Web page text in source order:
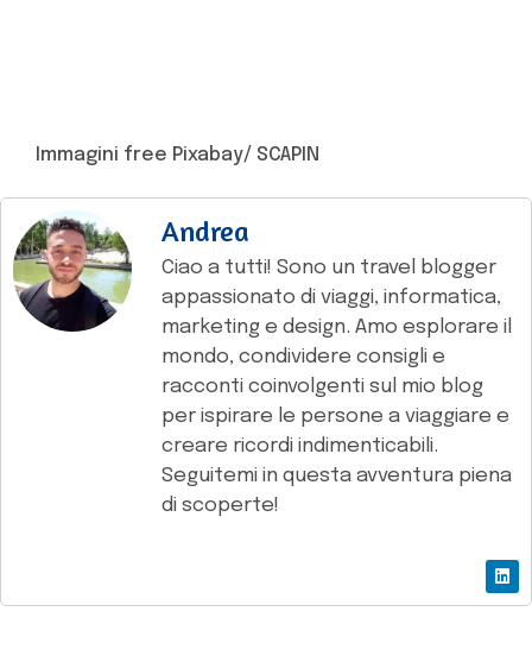
Immagini free Pixabay/ SCAPIN
Andrea
Ciao a tutti! Sono un travel blogger
appassionato di viaggi, informatica,
marketing e design. Amo esplorare il
mondo, condividere consigli e
racconti coinvolgenti sul mio blog
per ispirare le persone a viaggiare e
creare ricordi indimenticabili.
Seguitemi in questa avventura piena
di scoperte!